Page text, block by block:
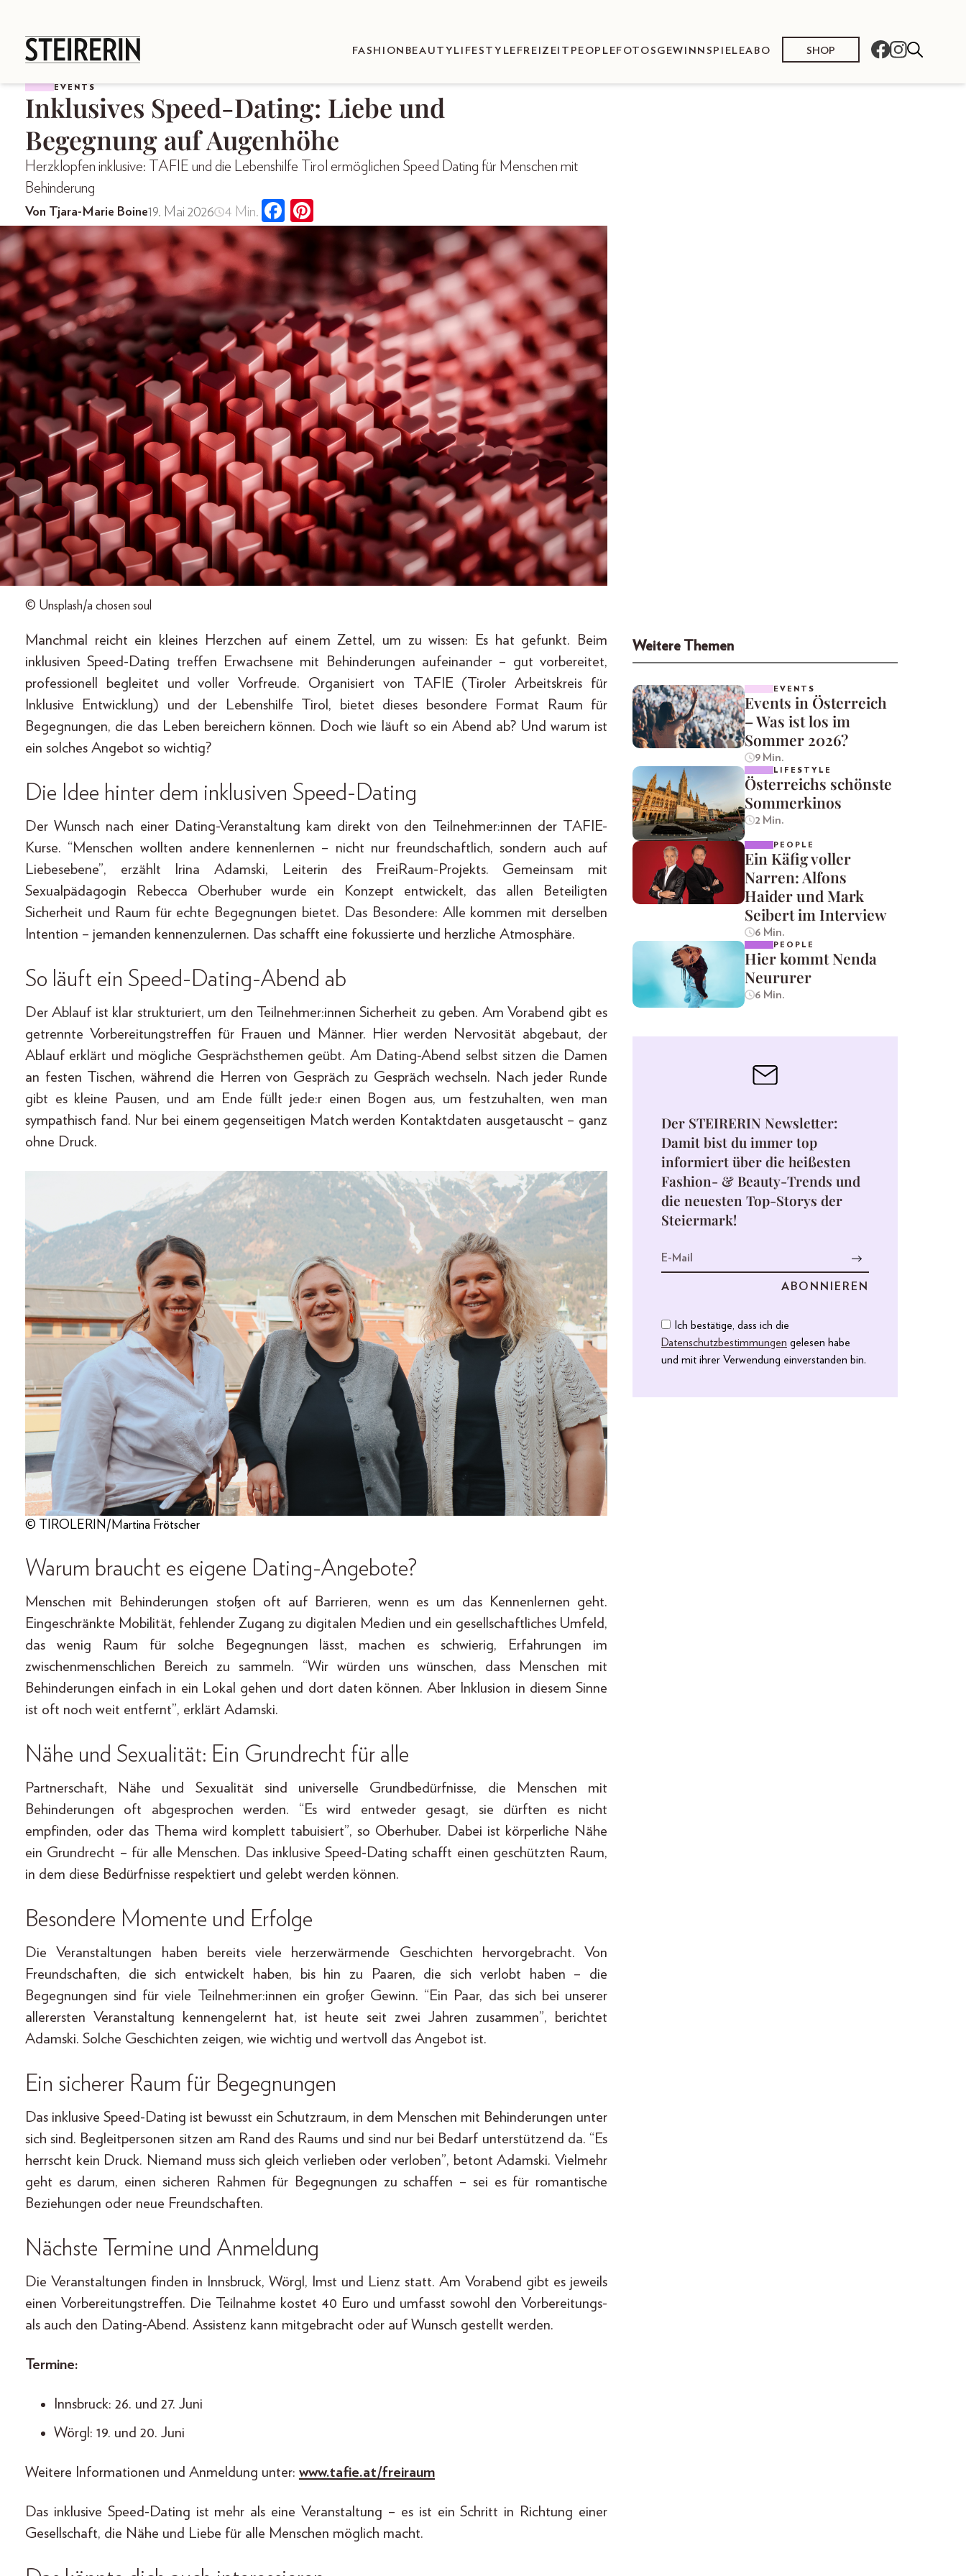
FASHION BEAUTY LIFESTYLE FREIZEIT PEOPLE FOTOS GEWINNSPIELEABO SHOP
EVENTS
Inklusives Speed-Dating: Liebe und
Begegnung auf Augenhöhe
Herzklopfen inklusive: TAFIE und die Lebenshilfe Tirol ermöglichen Speed Dating für Menschen mit
Behinderung
Von Tjara-Marie Boine19. Mai 2026 4 Min.
© Unsplash/a chosen soul
Manchmal reicht ein kleines Herzchen auf einem Zettel, um zu wissen: Es hat gefunkt. Beim
inklusiven Speed-Dating treffen Erwachsene mit Behinderungen aufeinander – gut vorbereitet,
professionell begleitet und voller Vorfreude. Organisiert von TAFIE (Tiroler Arbeitskreis für
Inklusive Entwicklung) und der Lebenshilfe Tirol, bietet dieses besondere Format Raum für
Begegnungen, die das Leben bereichern können. Doch wie läuft so ein Abend ab? Und warum ist
ein solches Angebot so wichtig?
Die Idee hinter dem inklusiven Speed-Dating
Der Wunsch nach einer Dating-Veranstaltung kam direkt von den Teilnehmer:innen der TAFIE-
Kurse. “Menschen wollten andere kennenlernen – nicht nur freundschaftlich, sondern auch auf
Liebesebene”, erzählt Irina Adamski, Leiterin des FreiRaum-Projekts. Gemeinsam mit
Sexualpädagogin Rebecca Oberhuber wurde ein Konzept entwickelt, das allen Beteiligten
Sicherheit und Raum für echte Begegnungen bietet. Das Besondere: Alle kommen mit derselben
Intention – jemanden kennenzulernen. Das schafft eine fokussierte und herzliche Atmosphäre.
So läuft ein Speed-Dating-Abend ab
Der Ablauf ist klar strukturiert, um den Teilnehmer:innen Sicherheit zu geben. Am Vorabend gibt es
getrennte Vorbereitungstreffen für Frauen und Männer. Hier werden Nervosität abgebaut, der
Ablauf erklärt und mögliche Gesprächsthemen geübt. Am Dating-Abend selbst sitzen die Damen
an festen Tischen, während die Herren von Gespräch zu Gespräch wechseln. Nach jeder Runde
gibt es kleine Pausen, und am Ende füllt jede:r einen Bogen aus, um festzuhalten, wen man
sympathisch fand. Nur bei einem gegenseitigen Match werden Kontaktdaten ausgetauscht – ganz
ohne Druck.
© TIROLERIN/Martina Frötscher
Warum braucht es eigene Dating-Angebote?
Menschen mit Behinderungen stoßen oft auf Barrieren, wenn es um das Kennenlernen geht.
Eingeschränkte Mobilität, fehlender Zugang zu digitalen Medien und ein gesellschaftliches Umfeld,
das wenig Raum für solche Begegnungen lässt, machen es schwierig, Erfahrungen im
zwischenmenschlichen Bereich zu sammeln. “Wir würden uns wünschen, dass Menschen mit
Behinderungen einfach in ein Lokal gehen und dort daten können. Aber Inklusion in diesem Sinne
ist oft noch weit entfernt”, erklärt Adamski.
Nähe und Sexualität: Ein Grundrecht für alle
Partnerschaft, Nähe und Sexualität sind universelle Grundbedürfnisse, die Menschen mit
Behinderungen oft abgesprochen werden. “Es wird entweder gesagt, sie dürften es nicht
empfinden, oder das Thema wird komplett tabuisiert”, so Oberhuber. Dabei ist körperliche Nähe
ein Grundrecht – für alle Menschen. Das inklusive Speed-Dating schafft einen geschützten Raum,
in dem diese Bedürfnisse respektiert und gelebt werden können.
Besondere Momente und Erfolge
Die Veranstaltungen haben bereits viele herzerwärmende Geschichten hervorgebracht. Von
Freundschaften, die sich entwickelt haben, bis hin zu Paaren, die sich verlobt haben – die
Begegnungen sind für viele Teilnehmer:innen ein großer Gewinn. “Ein Paar, das sich bei unserer
allerersten Veranstaltung kennengelernt hat, ist heute seit zwei Jahren zusammen”, berichtet
Adamski. Solche Geschichten zeigen, wie wichtig und wertvoll das Angebot ist.
Ein sicherer Raum für Begegnungen
Das inklusive Speed-Dating ist bewusst ein Schutzraum, in dem Menschen mit Behinderungen unter
sich sind. Begleitpersonen sitzen am Rand des Raums und sind nur bei Bedarf unterstützend da. “Es
herrscht kein Druck. Niemand muss sich gleich verlieben oder verloben”, betont Adamski. Vielmehr
geht es darum, einen sicheren Rahmen für Begegnungen zu schaffen – sei es für romantische
Beziehungen oder neue Freundschaften.
Nächste Termine und Anmeldung
Die Veranstaltungen finden in Innsbruck, Wörgl, Imst und Lienz statt. Am Vorabend gibt es jeweils
einen Vorbereitungstreffen. Die Teilnahme kostet 40 Euro und umfasst sowohl den Vorbereitungs-
als auch den Dating-Abend. Assistenz kann mitgebracht oder auf Wunsch gestellt werden.
Termine:
Innsbruck: 26. und 27. Juni
Wörgl: 19. und 20. Juni
Weitere Informationen und Anmeldung unter: www.tafie.at/freiraum
Das inklusive Speed-Dating ist mehr als eine Veranstaltung – es ist ein Schritt in Richtung einer
Gesellschaft, die Nähe und Liebe für alle Menschen möglich macht.
Weitere Themen
EVENTS
Events in Österreich
– Was ist los im
Sommer 2026?
9 Min.
LIFESTYLE
Österreichs schönste
Sommerkinos
2 Min.
PEOPLE
Ein Käfig voller
Narren: Alfons
Haider und Mark
Seibert im Interview
6 Min.
PEOPLE
Hier kommt Nenda
Neururer
6 Min.
Der STEIRERIN Newsletter:
Damit bist du immer top
informiert über die heißesten
Fashion- & Beauty-Trends und
die neuesten Top-Storys der
Steiermark!
Ich bestätige, dass ich die
Datenschutzbestimmungen gelesen habe
und mit ihrer Verwendung einverstanden bin.